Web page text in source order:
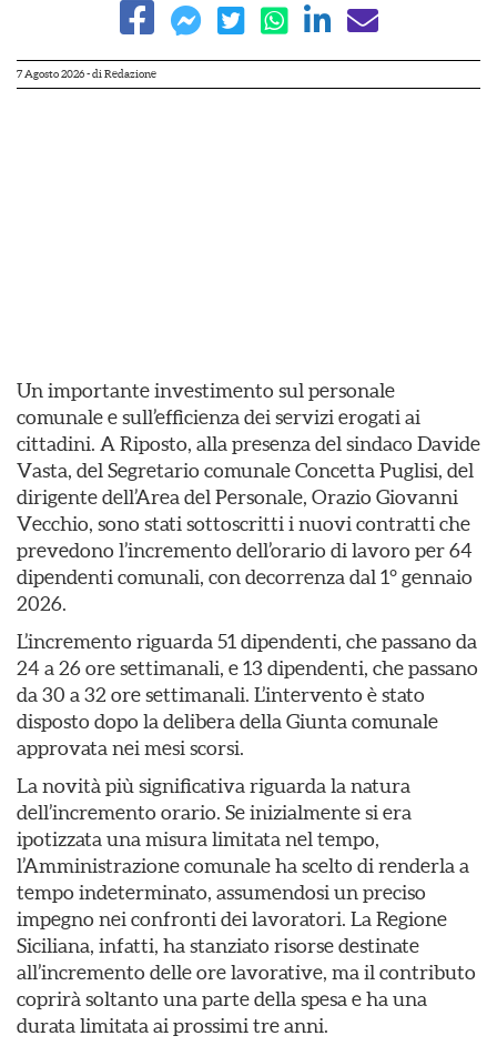
7 Agosto 2026- di Redazione
Un importante investimento sul personale
comunale e sull’efficienza dei servizi erogati ai
cittadini. A Riposto, alla presenza del sindaco Davide
Vasta, del Segretario comunale Concetta Puglisi, del
dirigente dell’Area del Personale, Orazio Giovanni
Vecchio, sono stati sottoscritti i nuovi contratti che
prevedono l’incremento dell’orario di lavoro per 64
dipendenti comunali, con decorrenza dal 1° gennaio
2026.
L’incremento riguarda 51 dipendenti, che passano da
24 a 26 ore settimanali, e 13 dipendenti, che passano
da 30 a 32 ore settimanali. L’intervento è stato
disposto dopo la delibera della Giunta comunale
approvata nei mesi scorsi.
La novità più significativa riguarda la natura
dell’incremento orario. Se inizialmente si era
ipotizzata una misura limitata nel tempo,
l’Amministrazione comunale ha scelto di renderla a
tempo indeterminato, assumendosi un preciso
impegno nei confronti dei lavoratori. La Regione
Siciliana, infatti, ha stanziato risorse destinate
all’incremento delle ore lavorative, ma il contributo
coprirà soltanto una parte della spesa e ha una
durata limitata ai prossimi tre anni.